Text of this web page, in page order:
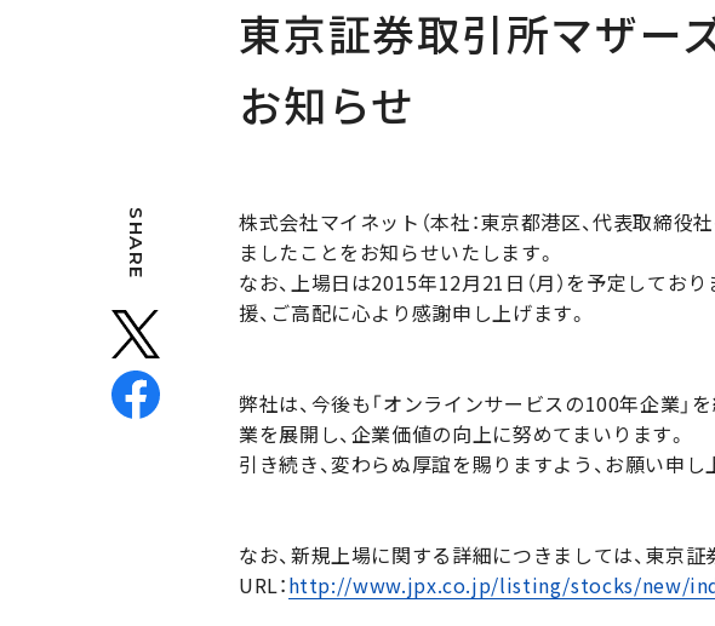
東京証券取引所マザー
お知らせ
SHARE
株式会社マイネット（本社：東京都港区、代表取締役
ましたことをお知らせいたします。
なお、上場日は2015年12月21日（月）を予定してお
援、ご高配に心より感謝申し上げます。
弊社は、今後も「オンラインサービスの100年企業
業を展開し、企業価値の向上に努めてまいります。
引き続き、変わらぬ厚誼を賜りますよう、お願い申し
なお、新規上場に関する詳細につきましては、東京
URL：http://www.jpx.co.jp/listing/stocks/new/